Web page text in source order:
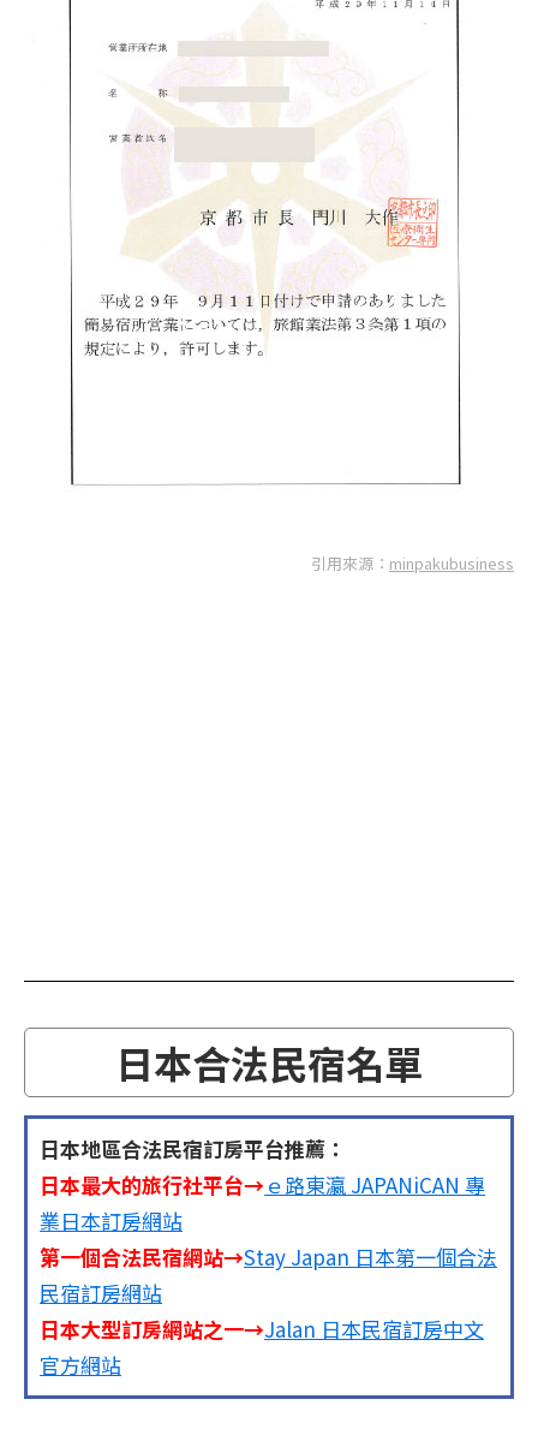
引用來源： minpakubusiness
日本合法民宿名單
日本地區合法民宿訂房平台推薦：
日本最大的旅行社平台→ ｅ路東瀛 JAPANiCAN 專
業日本訂房網站
第一個合法民宿網站→Stay Japan 日本第一個合法
民宿訂房網站
日本大型訂房網站之一→Jalan 日本民宿訂房中文
官方網站